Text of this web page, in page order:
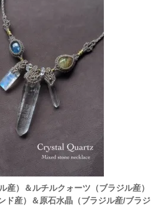
産）＆ルチルクォーツ（ブラジル産）
ド産）＆原石水晶（ブラジル産/ブラジ